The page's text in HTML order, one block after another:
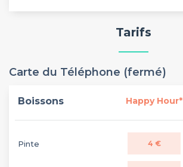
Tarifs
Carte du Téléphone (fermé)
Boissons Happy Hour*
Pinte 4 €